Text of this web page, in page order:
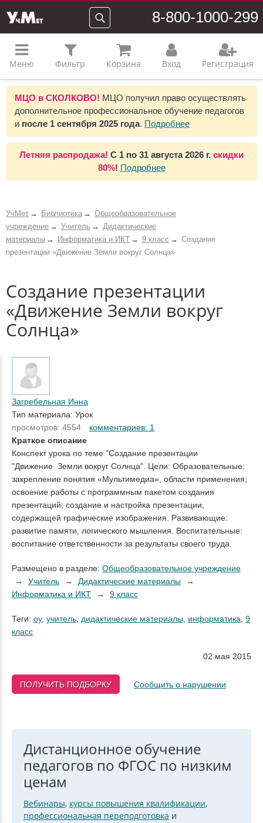
8-800-1000-299
Меню Фильтр Корзина Вход Регистрация
МЦО в СКОЛКОВО! МЦО получил право осуществлять
дополнительное профессиональное обучение педагогов
и после 1 сентября 2025 года. Подробнее
Летняя распродажа! С 1 по 31 августа 2026 г. скидки
80%! Подробнее
УчМет Библиотека
Общеобразовательное
учреждение
Учитель
Дидактические
материалы
Информатика и ИКТ 9 класс
Создание
презентации «Движение Земли вокруг Солнца»
Создание презентации
«Движение Земли вокруг
Солнца»
Загребельная Инна
Тип материала: Урок
просмотров: 4554
комментариев: 1
Краткое описание
Конспект урока по теме "Создание презентации
"Движение Земли вокруг Солнца". Цели: Образовательные:
закрепление понятия «Мультимедиа», области применения;
освоение работы с программным пакетом создания
презентаций; создание и настройка презентации,
содержащей графические изображения. Развивающие:
развитие памяти, логического мышления. Воспитательные:
воспитание ответственности за результаты своего труда.
Размещено в разделе: Общеобразовательное учреждение
Учитель
Дидактические материалы
Информатика и ИКТ
9 класс
Теги: оу, учитель дидактические материалы информатика 9
класс
02 мая 2015
ПОЛУЧИТЬ ПОДБОРКУ Сообщить о нарушении
Дистанционное обучение
педагогов по ФГОС по низким
ценам
Вебинары, курсы повышения квалификации,
профессиональная переподготовка и